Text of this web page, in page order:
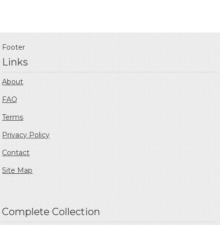
Footer
Links
About
FAQ
Terms
Privacy Policy
Contact
Site Map
Complete Collection